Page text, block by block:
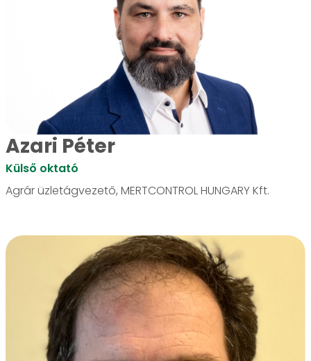
Azari Péter
Külső oktató
Agrár üzletágvezető, MERTCONTROL HUNGARY Kft.